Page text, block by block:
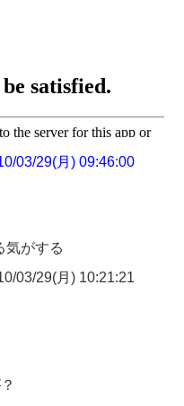
03/29(月) 09:46:00
気がする
03/29(月) 10:21:21